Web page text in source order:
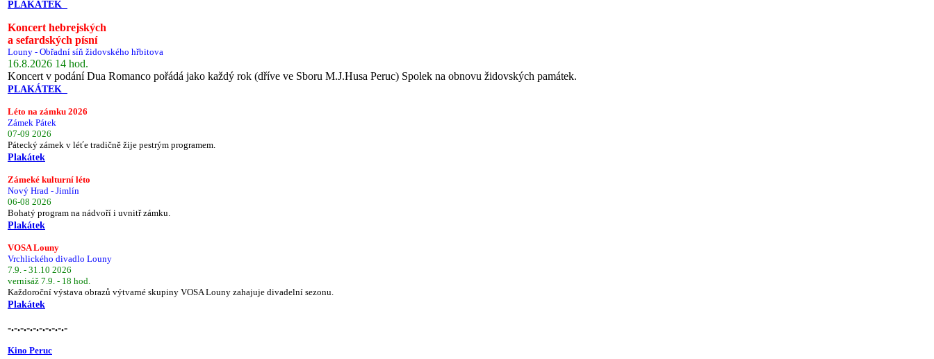
PLAKÁTEK
Koncert hebrejských
a sefardských písní
Louny - Obřadní síň židovského hřbitova
16.8.2026 14 hod.
Koncert v podání Dua Romanco pořádá jako každý rok (dříve ve Sboru M.J.Husa Peruc) Spolek na obnovu židovských památek.
PLAKÁTEK
Léto na zámku 2026
Zámek Pátek
07-09 2026
Pátecký zámek v léťe tradičně žije pestrým programem.
Plakátek
Zámeké kulturní léto
Nový Hrad - Jimlín
06-08 2026
Bohatý program na nádvoří i uvnitř zámku.
Plakátek
VOSA Louny
Vrchlického divadlo Louny
7.9. - 31.10 2026
vernisáž 7.9. - 18 hod.
Každoroční výstava obrazů výtvarné skupiny VOSA Louny zahajuje divadelní sezonu.
Plakátek
-.-.-.-.-.-.-.-.-.-
Kino Peruc